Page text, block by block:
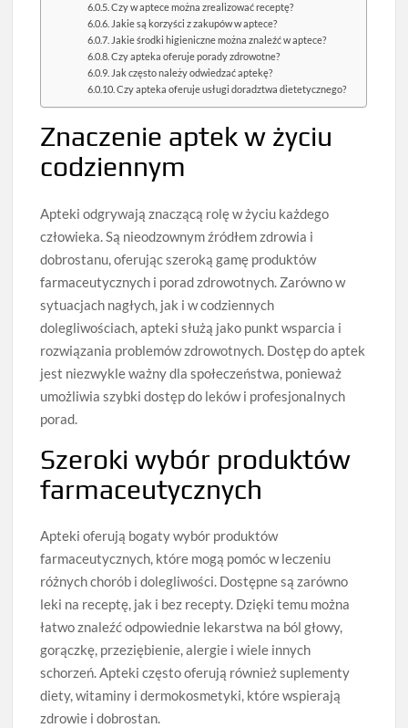
Czy w aptece można zrealizować receptę?
Jakie są korzyści z zakupów w aptece?
Jakie środki higieniczne można znaleźć w aptece?
Czy apteka oferuje porady zdrowotne?
Jak często należy odwiedzać aptekę?
Czy apteka oferuje usługi doradztwa dietetycznego?
Znaczenie aptek w życiu
codziennym
Apteki odgrywają znaczącą rolę w życiu każdego
człowieka. Są nieodzownym źródłem zdrowia i
dobrostanu, oferując szeroką gamę produktów
farmaceutycznych i porad zdrowotnych. Zarówno w
sytuacjach nagłych, jak i w codziennych
dolegliwościach, apteki służą jako punkt wsparcia i
rozwiązania problemów zdrowotnych. Dostęp do aptek
jest niezwykle ważny dla społeczeństwa, ponieważ
umożliwia szybki dostęp do leków i profesjonalnych
porad.
Szeroki wybór produktów
farmaceutycznych
Apteki oferują bogaty wybór produktów
farmaceutycznych, które mogą pomóc w leczeniu
różnych chorób i dolegliwości. Dostępne są zarówno
leki na receptę, jak i bez recepty. Dzięki temu można
łatwo znaleźć odpowiednie lekarstwa na ból głowy,
gorączkę, przeziębienie, alergie i wiele innych
schorzeń. Apteki często oferują również suplementy
diety, witaminy i dermokosmetyki, które wspierają
zdrowie i dobrostan.